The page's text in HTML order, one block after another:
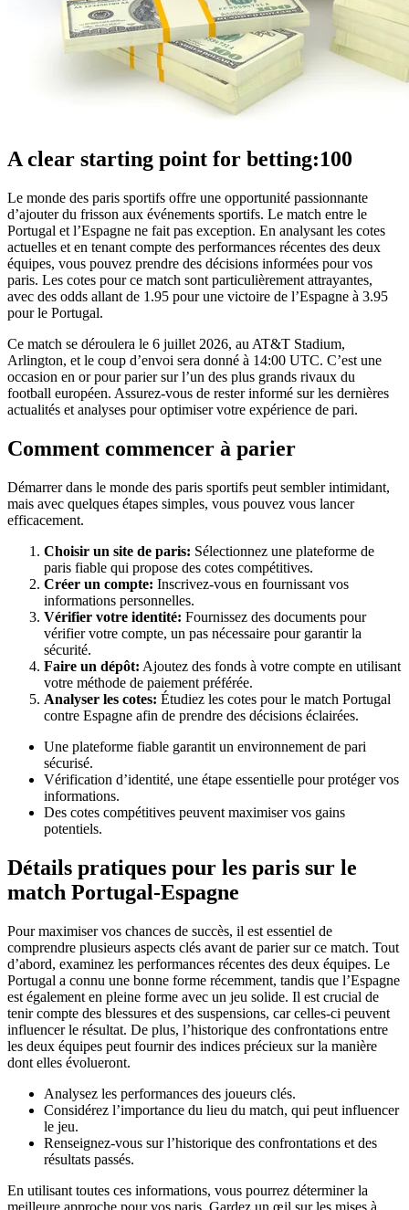
A clear starting point for betting:100
Le monde des paris sportifs offre une opportunité passionnante
d’ajouter du frisson aux événements sportifs. Le match entre le
Portugal et l’Espagne ne fait pas exception. En analysant les cotes
actuelles et en tenant compte des performances récentes des deux
équipes, vous pouvez prendre des décisions informées pour vos
paris. Les cotes pour ce match sont particulièrement attrayantes,
avec des odds allant de 1.95 pour une victoire de l’Espagne à 3.95
pour le Portugal.
Ce match se déroulera le 6 juillet 2026, au AT&T Stadium,
Arlington, et le coup d’envoi sera donné à 14:00 UTC. C’est une
occasion en or pour parier sur l’un des plus grands rivaux du
football européen. Assurez-vous de rester informé sur les dernières
actualités et analyses pour optimiser votre expérience de pari.
Comment commencer à parier
Démarrer dans le monde des paris sportifs peut sembler intimidant,
mais avec quelques étapes simples, vous pouvez vous lancer
efficacement.
Choisir un site de paris: Sélectionnez une plateforme de
paris fiable qui propose des cotes compétitives.
Créer un compte: Inscrivez-vous en fournissant vos
informations personnelles.
Vérifier votre identité: Fournissez des documents pour
vérifier votre compte, un pas nécessaire pour garantir la
sécurité.
Faire un dépôt: Ajoutez des fonds à votre compte en utilisant
votre méthode de paiement préférée.
Analyser les cotes: Étudiez les cotes pour le match Portugal
contre Espagne afin de prendre des décisions éclairées.
Une plateforme fiable garantit un environnement de pari
sécurisé.
Vérification d’identité, une étape essentielle pour protéger vos
informations.
Des cotes compétitives peuvent maximiser vos gains
potentiels.
Détails pratiques pour les paris sur le
match Portugal-Espagne
Pour maximiser vos chances de succès, il est essentiel de
comprendre plusieurs aspects clés avant de parier sur ce match. Tout
d’abord, examinez les performances récentes des deux équipes. Le
Portugal a connu une bonne forme récemment, tandis que l’Espagne
est également en pleine forme avec un jeu solide. Il est crucial de
tenir compte des blessures et des suspensions, car celles-ci peuvent
influencer le résultat. De plus, l’historique des confrontations entre
les deux équipes peut fournir des indices précieux sur la manière
dont elles évolueront.
Analysez les performances des joueurs clés.
Considérez l’importance du lieu du match, qui peut influencer
le jeu.
Renseignez-vous sur l’historique des confrontations et des
résultats passés.
En utilisant toutes ces informations, vous pourrez déterminer la
meilleure approche pour vos paris. Gardez un œil sur les mises à